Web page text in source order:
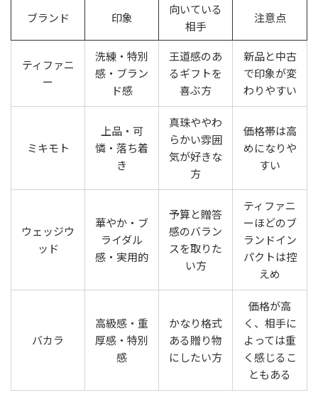
ブランド 印象
向いている
相手
注意点
ティファニ
ー
洗練・特別
感・ブラン
ド感
王道感のあ
るギフトを
喜ぶ方
新品と中古
で印象が変
わりやすい
ミキモト
上品・可
憐・落ち着
き
真珠ややわ
らかい雰囲
気が好きな
方
価格帯は高
めになりや
すい
ウェッジウ
ッド
華やか・ブ
ライダル
感・実用的
予算と贈答
感のバラン
スを取りた
い方
ティファニ
ーほどのブ
ランドイン
パクトは控
えめ
バカラ
高級感・重
厚感・特別
感
かなり格式
ある贈り物
にしたい方
価格が高
く、相手に
よっては重
く感じるこ
ともある